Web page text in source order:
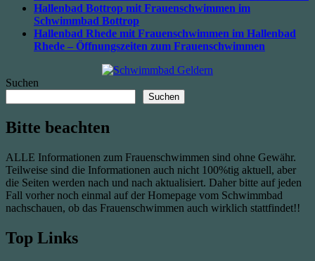
Hallenbad Bottrop mit Frauenschwimmen im
Schwimmbad Bottrop
Hallenbad Rhede mit Frauenschwimmen im Hallenbad
Rhede – Öffnungszeiten zum Frauenschwimmen
Suchen
Suchen
Bitte beachten
ALLE Informationen zum Frauenschwimmen sind ohne Gewähr.
Teilweise sind die Informationen auch nicht 100%tig aktuell, aber
die Seiten werden nach und nach aktualisiert. Daher bitte auf jeden
Fall vorher noch einmal auf der Homepage vom Schwimmbad
nachschauen, ob das Frauenschwimmen auch wirklich stattfindet!!
Top Links